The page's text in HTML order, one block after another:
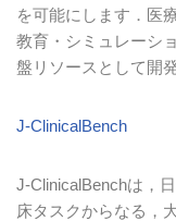
を可能にします．医
教育・シミュレーシ
盤リソースとして開
J-ClinicalBench
J-ClinicalBenchは，
床タスクからなる，